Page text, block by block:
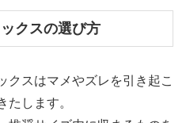
クスの選び方
クスはマメやズレを引き起こ
たします。